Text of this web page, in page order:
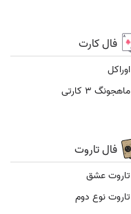
فال کارت
اوراکل
ماهجونگ 3 کارتی
فال تاروت
تاروت عشق
تاروت نوع دوم